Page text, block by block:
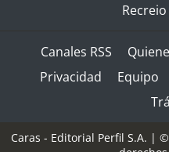
Recreio
Canales RSS
Privacidad
Equipo
Caras - Editorial Perfil S.A. | ©